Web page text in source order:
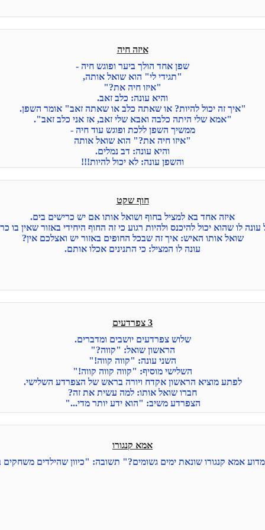
איזה חיה
שפן אחד הולך ביער ופוגש חיה -
"תגידי לי" הוא שואל אותה,
"איזו חיה את?"
והיא עונה: כלב זאב.
"איך זה יכול להיות? או שאתה כלב או שאתה זאב" אומר השפן.
"אמא שלי היתה כלבה ואבא שלי זאב, אז אני כלב זאב".
ממשיך השפן ללכת ופוגש עוד חיה -
"איזו חיה את?" הוא שואל אותה
והיא עונה: דב נמלים.
והשפן עונה: לא יכול להיות!!!
חוף שקט
איזה אחד בא למציל בחוף ושואל אותו אם יש כרישים בים.
עונה לו שהוא יכול להיכנס ולהיות רגוע כי זה החוף היחידי באזור שאין בו
שואל אותו האיש: איך זה שבכל החופים באזור יש ואצלכם אין?
עונה לו המציל: כי התנינים אכלו אותם.
3 צפרדעים
שלוש צפרדעים יושבים ומדברים.
הראשון שואל: "קווה?"
השני עונה: "קווה קווה!"
השלישי מוסיף: "קווה קווה קווה!"
לפתע מוציא הראשון אקדח ויורה בראש של הצפרדע השלישי.
חברו שואל אותו: למה עשית את זה?
הצפרדע משיב: "הוא ידע יותר מדי..."
אמא קנגורו
אמא קנגורו שונאת ימים גשומים?" תשובה: "כיוון שהילדים משחקים